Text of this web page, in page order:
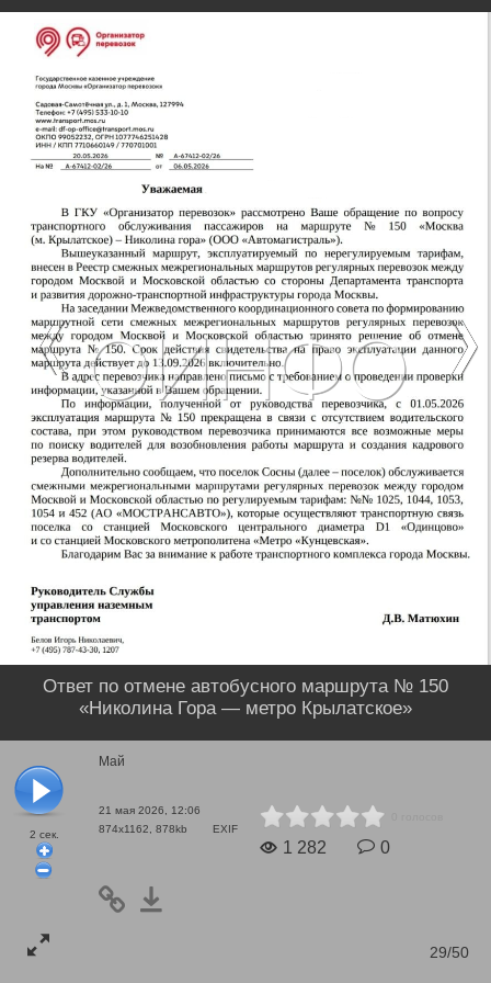
2 сек.
Май
21 мая 2026, 12:06
874x1162, 878kb
EXIF
1 282 0
29/50
Ответ по отмене автобусного маршрута № 150
«Николина Гора — метро Крылатское»